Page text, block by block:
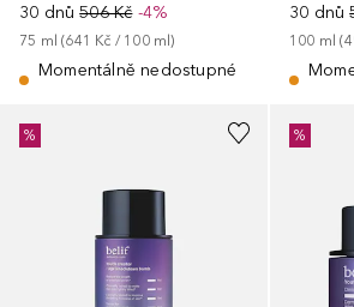
30 dnů 506 Kč-4%
75 ml (641 Kč / 100 ml)
Momentálně nedostupné
30 dnů
100 ml (
% %